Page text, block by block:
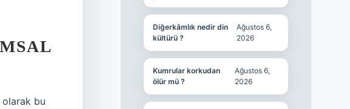
olarak bu
Diğerkâmlık nedir din
kültürü ?
Ağustos 6,
2026
Kumrular korkudan
ölür mü ?
Ağustos 6,
2026